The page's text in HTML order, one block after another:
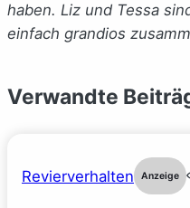
haben. Liz und Tessa
einfach grandios
Verwandte
Revierverhalten Anzeige